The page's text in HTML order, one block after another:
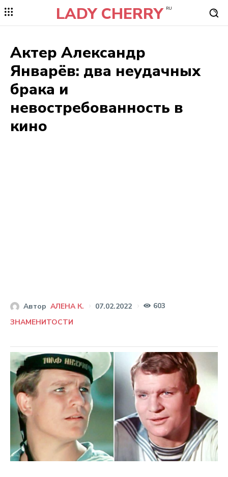
LADY CHERRY RU
Актер Александр
Январёв: два неудачных
брака и
невостребованность в
кино
Автор АЛЕНА К. 07.02.2022
603
ЗНАМЕНИТОСТИ